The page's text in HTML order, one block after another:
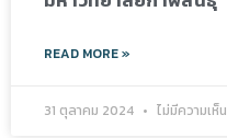
READ MORE »
31 ตุลาคม 2024 ไม่มีความเห็น